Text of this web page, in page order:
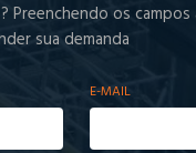
Preenchendo os
sua demanda
E-MAIL